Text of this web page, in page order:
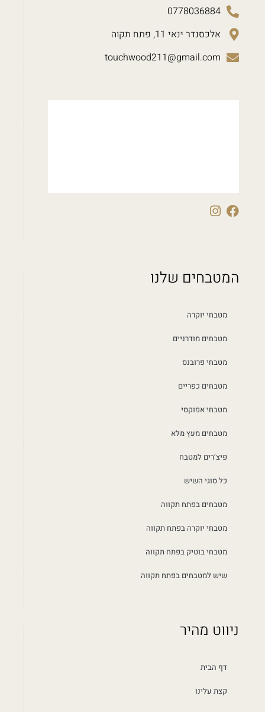
0778036884
אלכסנדר ינאי 11, פתח תקוה
touchwood211@gmail.com
המטבחים שלנו
מטבחי יוקרה
מטבחים מודרניים
מטבחי פרובנס
מטבחים כפריים
מטבחי אפוקסי
מטבחים מעץ מלא
פיצ’רים למטבח
כל סוגי השיש
מטבחים בפתח תקווה
מטבחי יוקרה בפתח תקווה
מטבחי בוטיק בפתח תקווה
שיש למטבחים בפתח תקווה
ניווט מהיר
דף הבית
קצת עלינו